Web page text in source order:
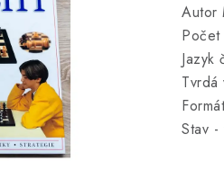
Autor
Jazyk
Tvrdá
Stav